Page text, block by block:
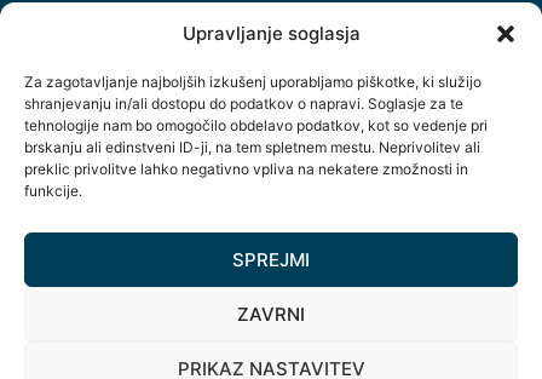
Upravljanje soglasja
Za zagotavljanje najboljših izkušenj uporabljamo piškotke, ki služijo
shranjevanju in/ali dostopu do podatkov o napravi. Soglasje za te
tehnologije nam bo omogočilo obdelavo podatkov, kot so vedenje pri
brskanju ali edinstveni ID-ji, na tem spletnem mestu. Neprivolitev ali
preklic privolitve lahko negativno vpliva na nekatere zmožnosti in
funkcije.
SPREJMI
ZAVRNI
PRIKAZ NASTAVITEV
Izjava o dostopnosti
Šolsko naselje 12, 9000 Murska Sobota, Slovenija
info@spts.si